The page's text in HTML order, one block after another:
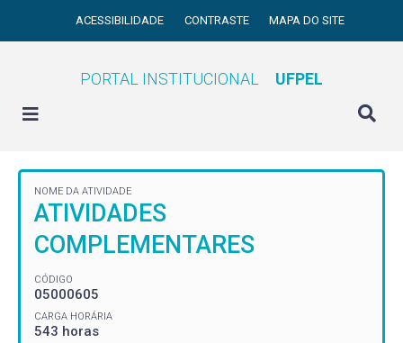
ACESSIBILIDADE CONTRASTE MAPA DO SITE
PORTAL INSTITUCIONAL UFPEL
NOME DA ATIVIDADE
ATIVIDADES
COMPLEMENTARES
CÓDIGO
05000605
CARGA HORÁRIA
543 horas